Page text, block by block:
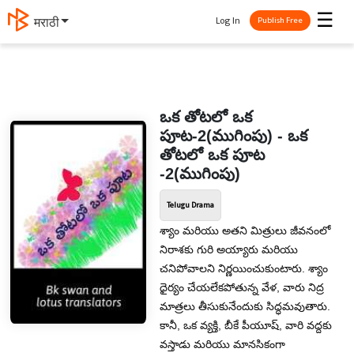
मराठी ☰
Log In Publish Free
ఒక తోటలో ఒక
పూట-2(ముగింపు) - ఒక
తోటలో ఒక పూట
-2(ముగింపు)
Telugu Drama
శ్యాం మరియు అతని మిత్రులు జీవనంలో
నిరాశకు గురి అయ్యారు మరియు
చనిపోవాలని నిర్ణయించుకుంటారు. శ్యాం
ధైర్యం చేయలేకపోతున్న వేళ, వారు నిద్ర
మాత్రలు తీసుకునేందుకు సిద్ధమవుతారు.
కానీ, ఒక వ్యక్తి, బీకే పీయూష్, వారి వద్దకు
వస్తాడు మరియు మానసికంగా